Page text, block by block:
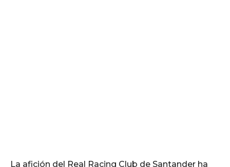
La afición del Real Racing Club de Santander ha